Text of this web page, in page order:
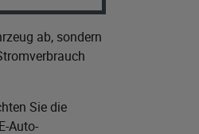
ab, sondern
Sie die
Auto-